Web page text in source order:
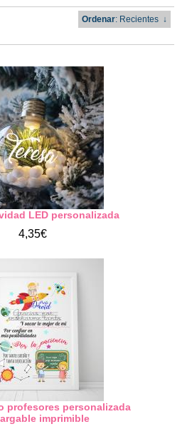
Ordenar: Recientes↓
LED personalizada
4,35€
profesores personalizada
imprimible